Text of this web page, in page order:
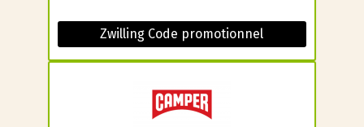
Zwilling Code promotionnel